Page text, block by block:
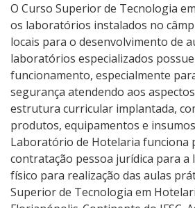
O Curso Superior de Tecnologia
os laboratórios instalados no
locais para o desenvolvimento de
laboratórios especializados
funcionamento, especialmente
segurança atendendo aos
estrutura curricular implantada,
produtos, equipamentos e
Laboratório de Hotelaria funciona
contratação pessoa jurídica para a
físico para realização das aulas
Superior de Tecnologia em